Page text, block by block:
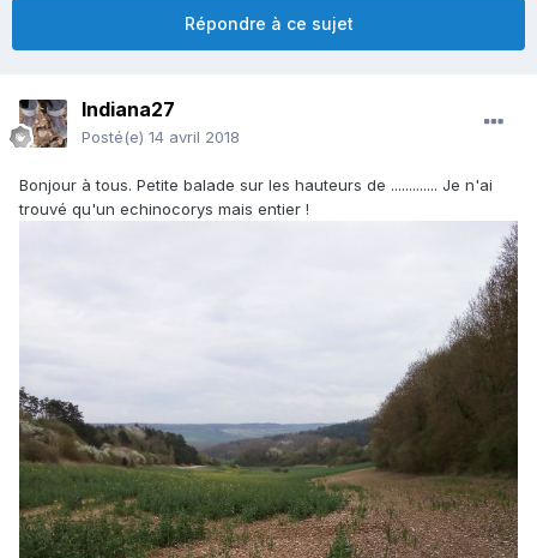
Répondre à ce sujet
Indiana27
Posté(e) 14 avril 2018
Bonjour à tous. Petite balade sur les hauteurs de ............. Je n'ai
trouvé qu'un echinocorys mais entier !